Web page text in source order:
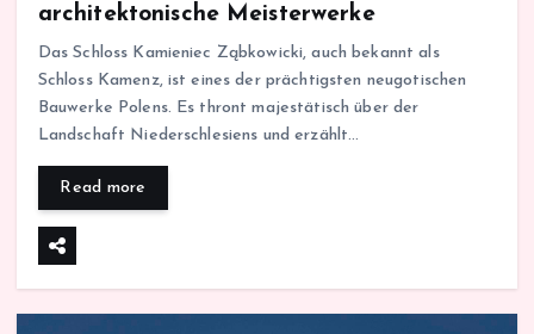
architektonische Meisterwerke
Das Schloss Kamieniec Ząbkowicki, auch bekannt als
Schloss Kamenz, ist eines der prächtigsten neugotischen
Bauwerke Polens. Es thront majestätisch über der
Landschaft Niederschlesiens und erzählt…
Read more